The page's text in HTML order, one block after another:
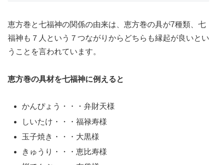
恵方巻と七福神の関係の由来は、恵方巻の具が7種類、七
福神も７人という７つながりからどちらも縁起が良いとい
うことを言われています。
恵方巻の具材を七福神に例えると
かんぴょう・・・弁財天様
しいたけ・・・福禄寿様
玉子焼き・・・大黒様
きゅうり・・・恵比寿様